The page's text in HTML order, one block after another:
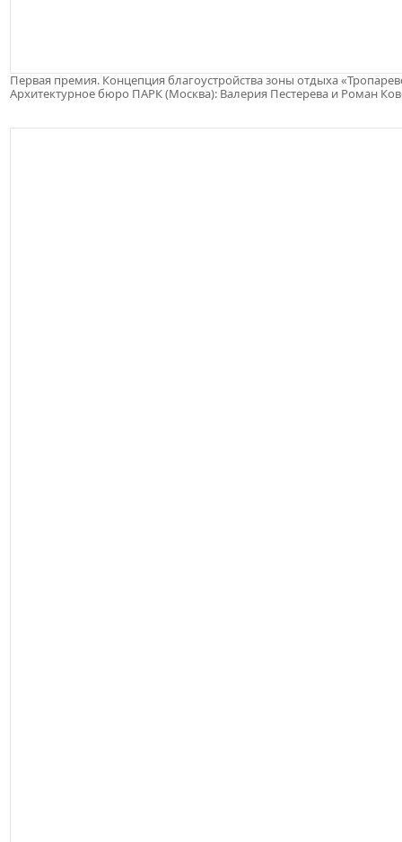
Первая премия. Концепция благоустройства зоны отдыха
Архитектурное бюро ПАРК (Москва): Валерия Пестерева и Роман